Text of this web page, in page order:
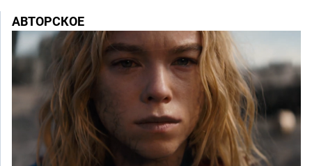
АВТОРСКОЕ